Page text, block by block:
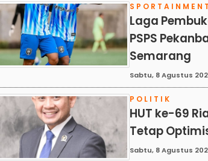
SPORTAINMENT
Laga
PSPS
Semarang
Sabtu, 8 Agustus
POLITIK
HUT ke-69
Tetap
Sabtu, 8 Agustus